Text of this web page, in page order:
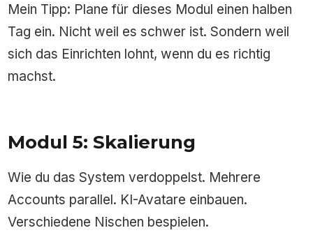
Mein Tipp: Plane für dieses Modul einen halben
Tag ein. Nicht weil es schwer ist. Sondern weil
sich das Einrichten lohnt, wenn du es richtig
machst.
Modul 5: Skalierung
Wie du das System verdoppelst. Mehrere
Accounts parallel. KI-Avatare einbauen.
Verschiedene Nischen bespielen.